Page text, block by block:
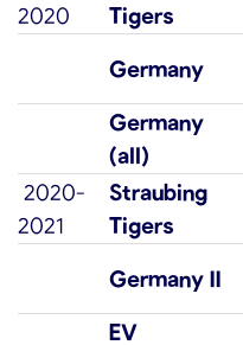
2020
Tigers
Germany
Germany
(all)
2020-
2021
Straubing
Tigers
Germany II
EV